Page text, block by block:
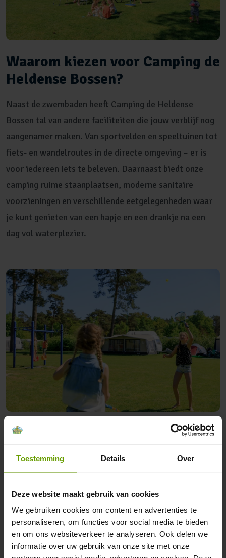
Toestemming Details Over
Deze website maakt gebruik van cookies
We gebruiken cookies om content en advertenties te
personaliseren, om functies voor social media te bieden
en om ons websiteverkeer te analyseren. Ook delen we
informatie over uw gebruik van onze site met onze
Waarom kiezen voor Camping de
Heldense Bossen?
Naast de zwembaden heeft Camping de Heldense
Bossen tal van andere faciliteiten die jouw verblijf nog
aangenamer maken. Van sportvelden en speeltuinen tot
fiets- en wandelroutes in de directe omgeving – er is
voor iedereen iets te beleven. Daarnaast biedt onze
camping ruime staanplaatsen, moderne sanitaire
voorzieningen en verschillende eetgelegenheden waar
je kunt genieten van een hapje en een drankje na een
dag vol waterplezier.
Familievriendelijk en geschikt
Onze camping is uitermate geschikt voor gezinnen met
kinderen. Terwijl de jongste gasten genieten van het
kinderzwembad en de speeltuinen, kunnen ouders
ontspannen aan het water of deelnemen aan een van de
vele sportieve activiteiten op de camping. Daarnaast